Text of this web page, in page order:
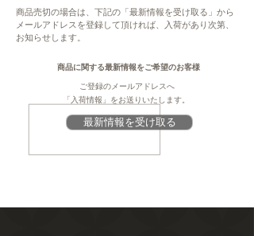
地域により、送料が変わります。
内容
麦芽、ホップ、オリーブオイル
※アルコール分 5％
賞味期限
保存
注意
作成・掲載をしています。提供元の規格変更
などに伴い、本サイト掲載の情報から予告な
く変更となる場合がございます。商品に関す
る義務表示事項（原材料、栄養成分、アレル
ギー情報、添加物など）については、商品到
商品売切の場合は、下記の「最新情報を受け取る」から
メールアドレスを登録して頂ければ、入荷があり次第、
お知らせします。
最新情報を受け取る
商品に関する最新情報をご希望のお客様
ご登録のメールアドレスへ
「入荷情報」をお送りいたします。